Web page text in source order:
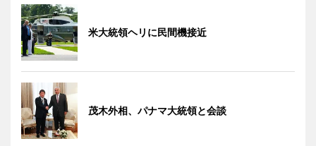
米大統領ヘリに民間機接近
茂木外相、パナマ大統領と会談